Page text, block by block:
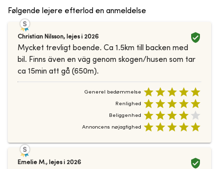
Følgende lejere efterlod en anmeldelse
Christian Nilsson, lejes i 2026
Mycket trevligt boende. Ca 1.5km till backen med
bil. Finns även en väg genom skogen/husen som tar
ca 15min att gå (650m).
Generel bedømmelse
Renlighed
Beliggenhed
Annoncens nøjagtighed
Emelie M., lejes i 2026